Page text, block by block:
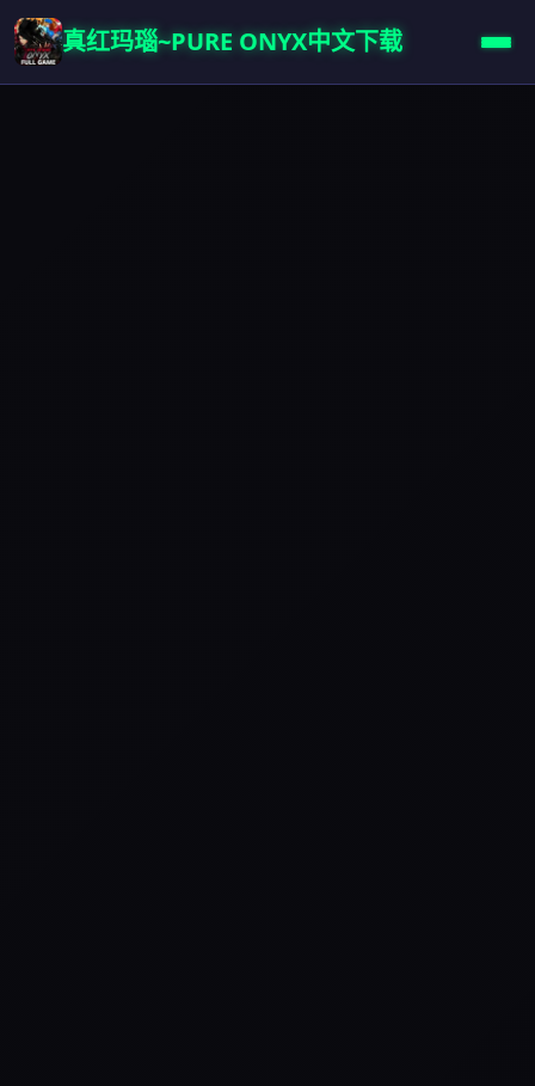
真红玛瑙~PURE ONYX中文下载